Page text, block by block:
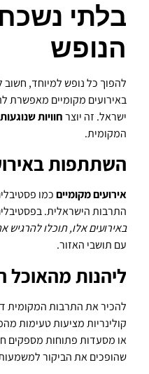
בלתי
הנופש
להפוך כל נופש למיוחד,
באירועים מקומיים מאפשרת
ישראל. זה יוצרחוויות
המקומית.
השתתפות
אירועים מקומייםכמו
התרבות הישראלית.
באירועים אלו, תוכלו
עם תושבי האזור.
ליהנות מהאוכל
להכיר את התרבות המקומית
קולינריות מציעות טעימות
או מסעדות פתוחות מספקים
שהופכים את הביקור